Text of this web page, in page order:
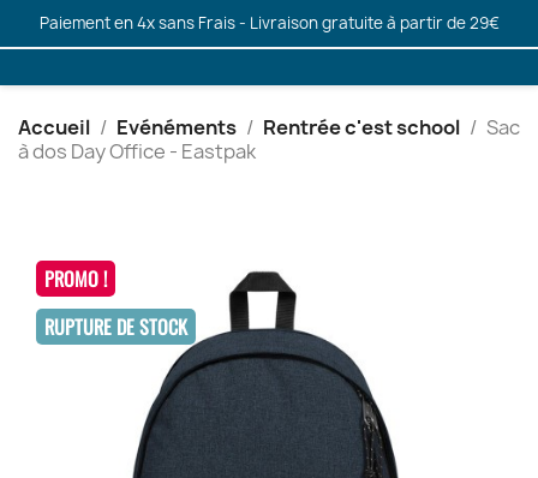
Paiement en 4x sans Frais - Livraison gratuite à partir de 29€
Accueil Evénéments Rentrée c'est school
Sac
à dos Day Office - Eastpak
PROMO !
RUPTURE DE STOCK